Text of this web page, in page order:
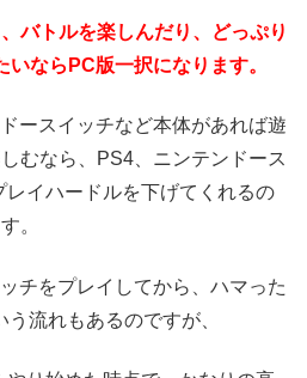
バトルを楽しんだり、どっぷり
ならPC版一択になります。
ースイッチなど本体があれば遊
むなら、PS4、ニンテンドース
イハードルを下げてくれるの
。
チをプレイしてから、ハマった
流れもあるのですが、